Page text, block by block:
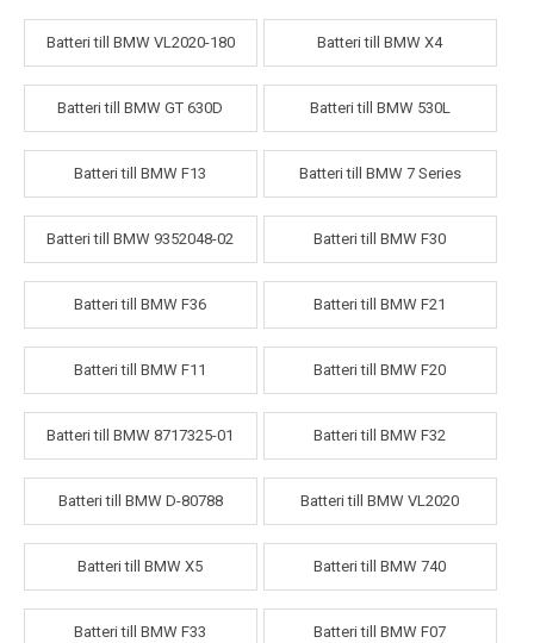
Batteri till BMW VL2020-180 Batteri till BMW X4
Batteri till BMW GT 630D Batteri till BMW 530L
Batteri till BMW F13 Batteri till BMW 7 Series
Batteri till BMW 9352048-02 Batteri till BMW F30
Batteri till BMW F36 Batteri till BMW F21
Batteri till BMW F11 Batteri till BMW F20
Batteri till BMW 8717325-01 Batteri till BMW F32
Batteri till BMW D-80788 Batteri till BMW VL2020
Batteri till BMW X5 Batteri till BMW 740
Batteri till BMW F33 Batteri till BMW F07